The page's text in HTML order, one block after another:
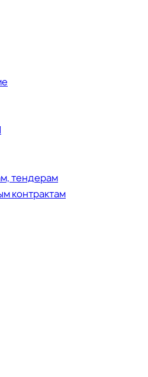
тендерам
контрактам